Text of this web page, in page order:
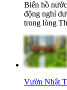
Biển hồ
động nghỉ
trong lòng
Vườn Nhật